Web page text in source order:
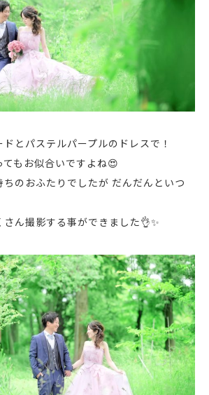
とパステルパープルのドレスで！
てもお似合いですよね😍
のおふたりでしたが だんだんといつ
ん撮影する事ができました👌✨